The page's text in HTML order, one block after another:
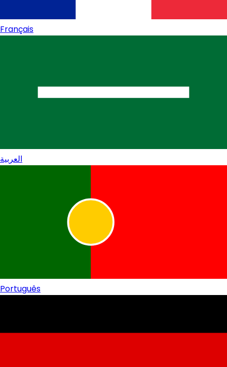
Français
العربية
Português